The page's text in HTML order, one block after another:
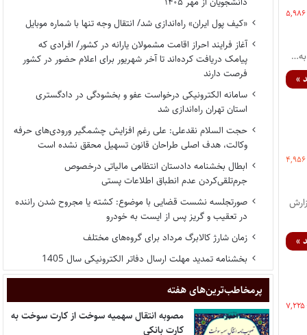
۵,۹۸۶
»
۴,۹۵۶
»
۷,۲۲۵
«کیف پول ایران» راه‌اندازی شد/ انتقال وجه تنها با شماره موبایل
آغاز فرایند احراز اقامت مشمولان یارانه در کشور/ افرادی که
پیامک دریافت کرده‌اند تا آخر شهریور برای اعلام حضور در کشور
فرصت دارند
سامانه الکترونیکی درخواست عفو و بخشودگی در دادگستری
استان تهران راه‌اندازی شد
حجت السلام نقدعلی: علی رغم افزایش چشمگیر ورودی‌های حرفه
وکالت، هدف اصلی طراحان قانون تسهیل محقق نشده است
ابطال بخشنامه دادستان انتظامی مالیاتی درخصوص
جرم‌تلقی‌کردن عدم انطباق اطلاعات پستی
صورتجلسه نشست قضایی با موضوع: کشته یا مجروح شدن راننده
در تعقیب و گریز پس از ایست به خودرو
زمان شارژ کالابرگ مرداد برای گروه‌های مختلف
بخشنامه تمدید مهلت ارسال دفاتر الکترونیکی سال 1405
پر‌مخاطب‌ترین‌های هفته
مصوبه انتقال سهمیه سوخت از کارت سوخت به
کارت بانکی